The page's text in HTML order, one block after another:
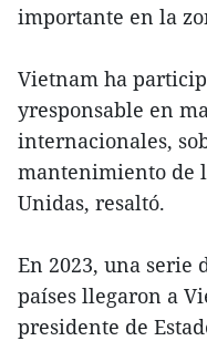
importante en la
Vietnam ha
yresponsable en
internacionales,
mantenimiento de
Unidas, resaltó.
En 2023, una serie
países llegaron a
presidente de